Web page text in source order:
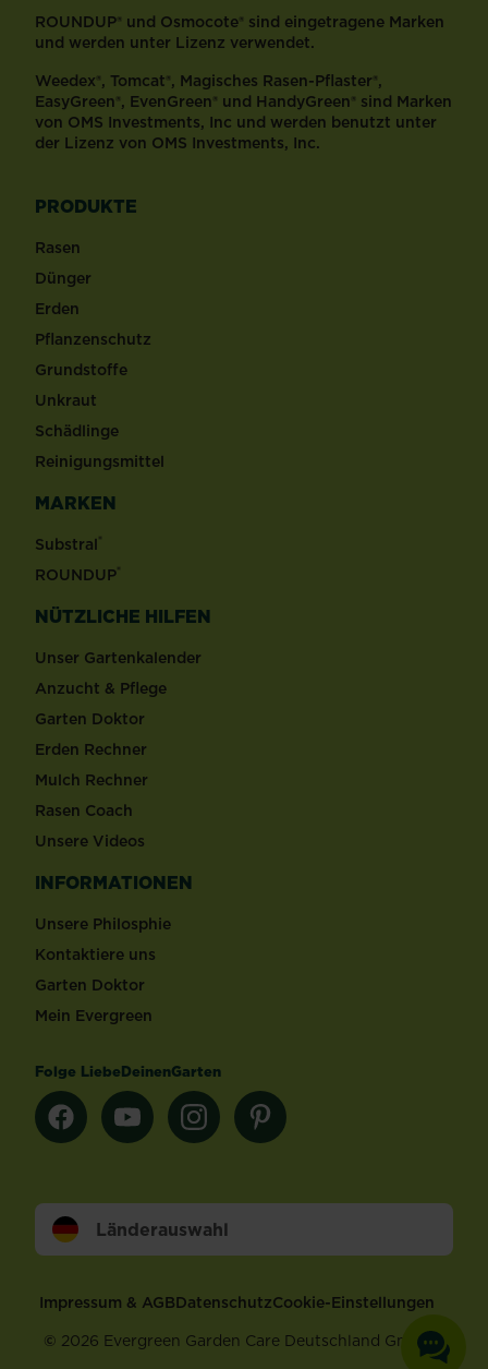
ROUNDUP® und Osmocote® sind eingetragene Marken
und werden unter Lizenz verwendet.
Weedex®, Tomcat®, Magisches Rasen-Pflaster®,
EasyGreen®, EvenGreen® und HandyGreen® sind Marken
von OMS Investments, Inc und werden benutzt unter
der Lizenz von OMS Investments, Inc.
PRODUKTE
Rasen
Dünger
Erden
Pflanzenschutz
Grundstoffe
Unkraut
Schädlinge
Reinigungsmittel
MARKEN
Substral®
ROUNDUP®
NÜTZLICHE HILFEN
Unser Gartenkalender
Anzucht & Pflege
Garten Doktor
Erden Rechner
Mulch Rechner
Rasen Coach
Unsere Videos
INFORMATIONEN
Unsere Philosphie
Kontaktiere uns
Garten Doktor
Mein Evergreen
Folge LiebeDeinenGarten
Länderauswahl
Footer
Impressum & AGBDatenschutzCookie-Einstellungen
© 2026 Evergreen Garden Care Deutschland GmbH